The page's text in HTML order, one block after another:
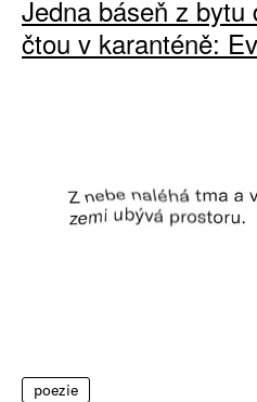
Jedna báseň z
čtou v karanténě:
poezie